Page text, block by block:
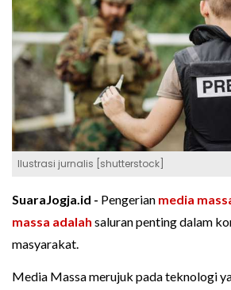
Ilustrasi jurnalis [shutterstock]
SuaraJogja.id - Pengerian media
massa adalah saluran penting dalam
masyarakat.
Media Massa merujuk pada teknologi